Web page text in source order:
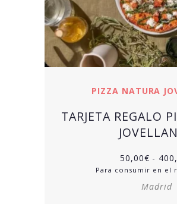
PIZZA NATURA
TARJETA REGALO
50,00€ -
Para consumir en el
Madrid